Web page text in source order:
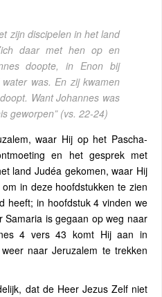
zijn discipelen in het land
daar met hen op en
doopte, in Enon bij
was. En zij kwamen
Want Johannes was
geworpen” (vs. 22-24)
waar Hij op het Pascha-
en het gesprek met
land Judéa gekomen, waar Hij
in deze hoofdstukken te zien
heeft; in hoofdstuk 4 vinden we
Samaria is gegaan op weg naar
4 vers 43 komt Hij aan in
naar Jeruzalem te trekken
dat de Heer Jezus Zelf niet